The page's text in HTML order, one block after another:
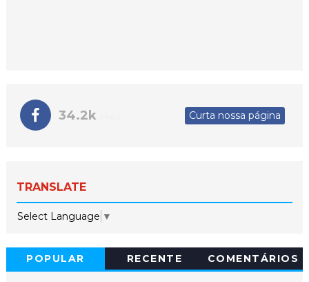
34.2k Curta nossa página
TRANSLATE
Select Language ▼
POPULAR RECENTE COMENTÁRIOS